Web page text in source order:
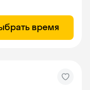
время